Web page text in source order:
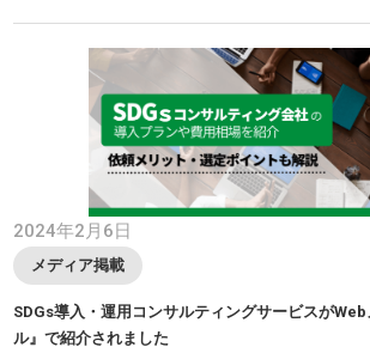
2024年2月6日
メディア掲載
SDGs導入・運用コンサルティングサービスが
ル』で紹介されました